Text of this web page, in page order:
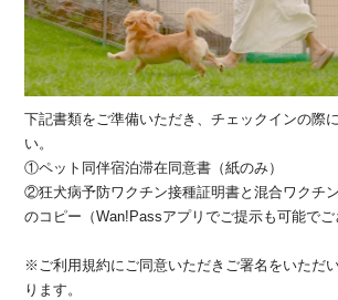
下記書類をご準備いただき、チェックインの際
い。
①ペット同伴宿泊滞在同意書（紙のみ）
②狂犬病予防ワクチン接種証明書と混合ワクチ
のコピー（Wan!Passアプリでご提示も可能でご
※ご利用規約にご同意いただきご署名をいただ
ります。